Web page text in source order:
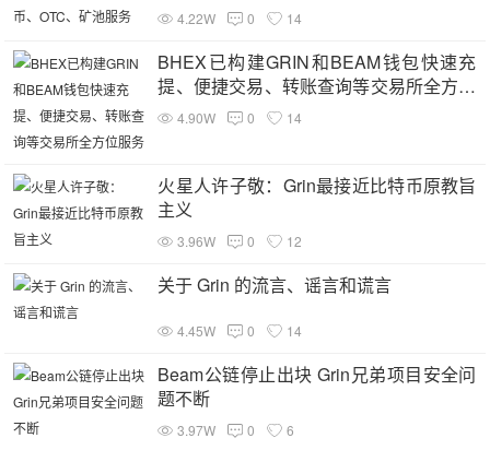
4.22W 0 14
BHEX已构建GRIN和BEAM钱包快速充
提、便捷交易、转账查询等交易所全方位
服务4.90W 0 14
火星人许子敬：Grin最接近比特币原教旨
主义
3.96W 0 12
关于 Grin 的流言、谣言和谎言
4.45W 0 14
Beam公链停止出块 Grin兄弟项目安全问
题不断
3.97W 0 6